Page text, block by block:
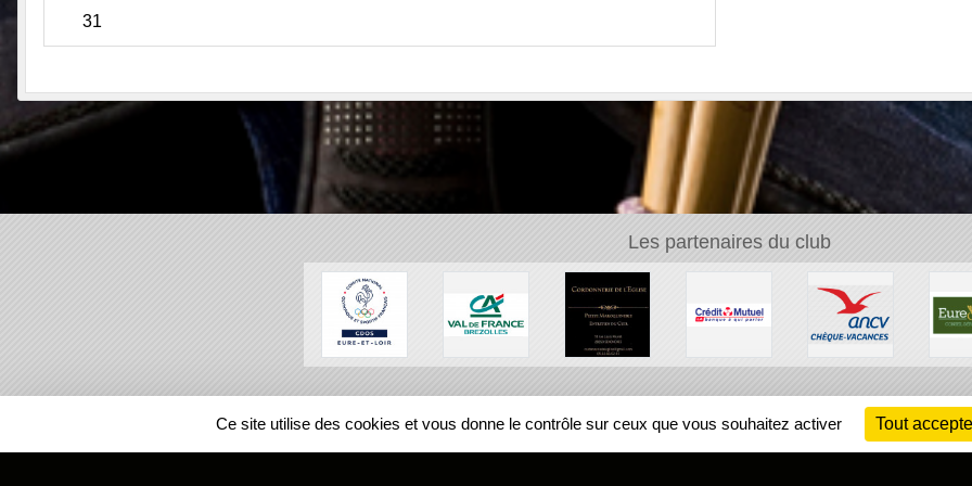
31
Les partenaires du club
REGIONS
Ce site utilise des cookies et vous donne le contrôle sur ceux que vous souhaitez activer Tout